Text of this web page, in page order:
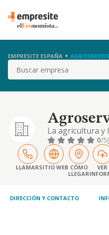
EMPRESITE ESPAÑA
Buscar
La agricultura y
la explotación
propias o bien
en la prestación
agrícola y el
carretera
0/5
LLAMARSITIO WEB CÓMO
LLEGAR
VER
DIRECCIÓN Y CONTACTO